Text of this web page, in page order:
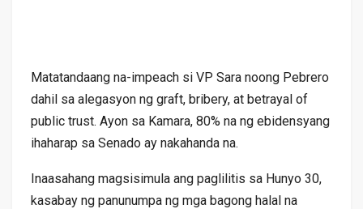
Matatandaang na-impeach si VP Sara noong Pebrero
dahil sa alegasyon ng graft, bribery, at betrayal of
public trust. Ayon sa Kamara, 80% na ng ebidensyang
ihaharap sa Senado ay nakahanda na.
Inaasahang magsisimula ang paglilitis sa Hunyo 30,
kasabay ng panunumpa ng mga bagong halal na